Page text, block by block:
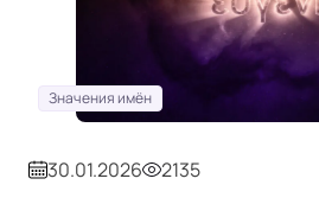
Значения имён
30.01.2026 2135